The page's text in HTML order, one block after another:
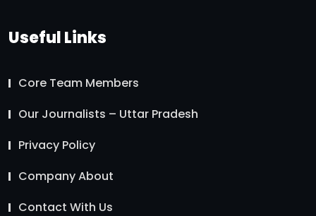
Useful Links
Core Team Members
Our Journalists – Uttar Pradesh
Privacy Policy
Company About
Contact With Us